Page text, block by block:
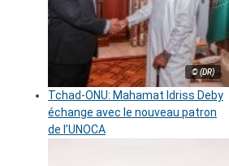
© (DR)
Tchad-ONU: Mahamat Idriss Deby
échange avec le nouveau patron
de l’UNOCA